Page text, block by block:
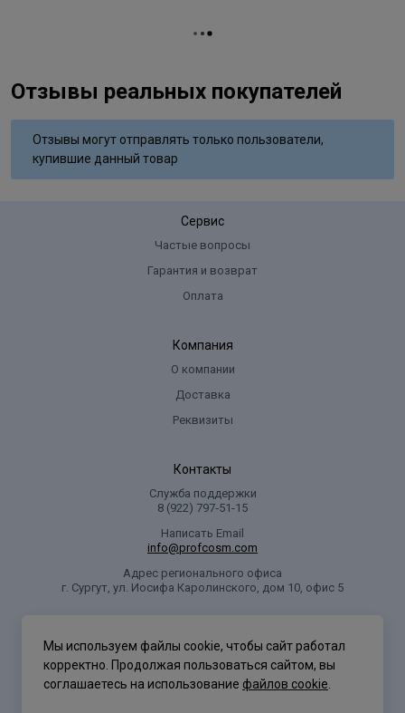
Отзывы реальных покупателей
Отзывы могут отправлять только пользователи,
купившие данный товар
Сервис
Частые вопросы
Гарантия и возврат
Оплата
Компания
О компании
Доставка
Реквизиты
Контакты
Служба поддержки
8 (922) 797‑51-15
Написать Email
info@profcosm.com
Адрес регионального офиса
г. Сургут, ул. Иосифа Каролинского, дом 10, офис 5
Мы используем файлы cookie, чтобы сайт работал
корректно. Продолжая пользоваться сайтом, вы
соглашаетесь на использование файлов cookie